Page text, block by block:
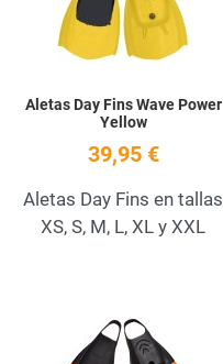
Aletas Day Fins Wave Power
Yellow
39,95 €
Aletas Day Fins en tallas
XS, S, M, L, XL y XXL